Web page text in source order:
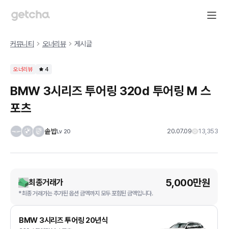
커뮤니티 오너리뷰 게시글
오너리뷰 4
BMW 3시리즈 투어링 320d 투어링 M 스
포츠
솥밥Lv 20 20.07.09 13,353
최종거래가 5,000만원
*최종 거래가는 추가된 옵션 금액까지 모두 포함된 금액입니다.
BMW 3시리즈 투어링 20년식